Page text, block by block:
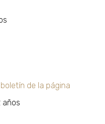
de la página
años